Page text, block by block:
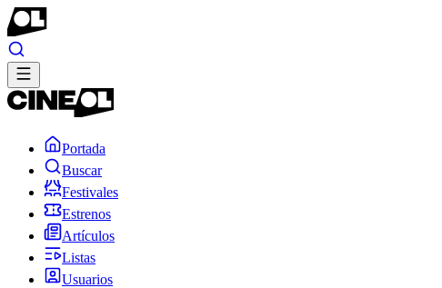
Portada
Buscar
Festivales
Estrenos
Artículos
Listas
Usuarios